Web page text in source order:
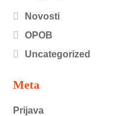
Novosti
OPOB
Uncategorized
Meta
Prijava